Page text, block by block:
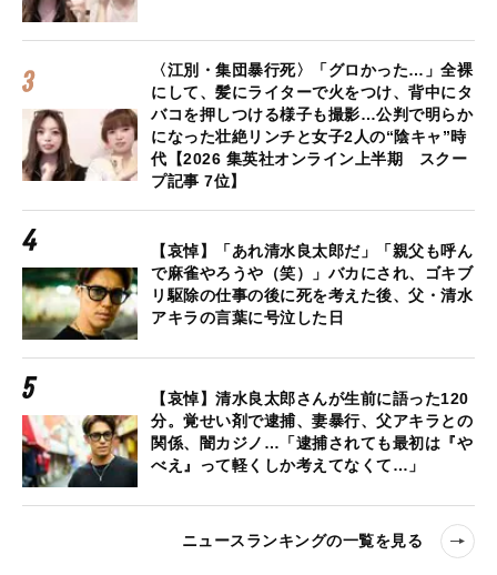
〈江別・集団暴行死〉「グロかった…」全裸
にして、髪にライターで火をつけ、背中にタ
バコを押しつける様子も撮影…公判で明らか
になった壮絶リンチと女子2人の“陰キャ”時
代【2026 集英社オンライン上半期 スクー
プ記事 7位】
【哀悼】「あれ清水良太郎だ」「親父も呼ん
で麻雀やろうや（笑）」バカにされ、ゴキブ
リ駆除の仕事の後に死を考えた後、父・清水
アキラの言葉に号泣した日
【哀悼】清水良太郎さんが生前に語った120
分。覚せい剤で逮捕、妻暴行、父アキラとの
関係、闇カジノ…「逮捕されても最初は『や
べえ』って軽くしか考えてなくて…」
ニュースランキングの一覧を見る